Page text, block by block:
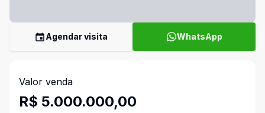
Agendar visita WhatsApp
Valor venda
R$ 5.000.000,00